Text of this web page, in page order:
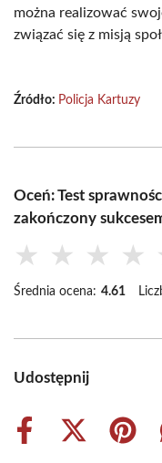
można realizować
związać się z misją
Źródło: Policja Kartuzy
Oceń: Test
zakończony
★ ★ ★ ★
Średnia ocena: 4.61
Udostępnij
Share
Share
Share